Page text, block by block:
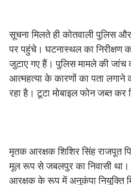
सूचना मिलते ही कोतवाली पुलिस
पर पहुंचे। घटनास्थल का निरीक्षण
जुटाए गए हैं। पुलिस मामले की
आत्महत्या के कारणों का पता लगाने
रहा है। टूटा मोबाइल फोन जब्त कर
मृतक आरक्षक शिशिर सिंह राजपूत
मूल रूप से जबलपुर का निवासी था।
आरक्षक के रूप में अनुकंपा नियुक्ति